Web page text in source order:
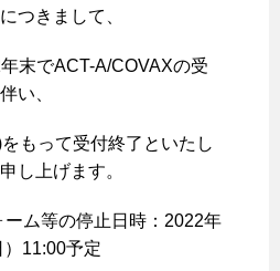
つきまして、
末でACT-A/COVAXの受
い、
もって受付終了といたし
し上げます。
ム等の停止日時：2022年
11:00予定